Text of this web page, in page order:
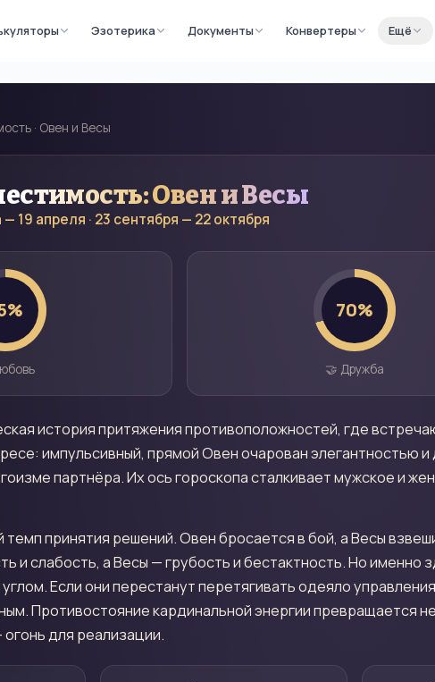
Эзотерика Документы Конвертеры Ещё
· Овен и Весы
ОвениВесы
— 19 апреля · 23 сентября — 22 октября
% 70%
🤝 Дружба
история притяжения противоположностей, где
импульсивный, прямой Овен очарован элегантностью
партнёра. Их ось гороскопа сталкивает мужское и
темп принятия решений. Овен бросается в бой, а Весы
и слабость, а Весы — грубость и бестактность. Но
Если они перестанут перетягивать одеяло
Противостояние кардинальной энергии превращается
для реализации.